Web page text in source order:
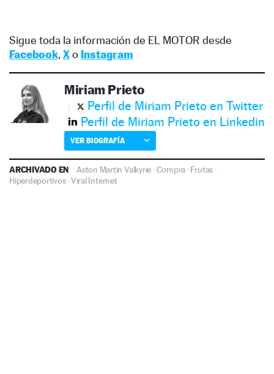
Sigue toda la información de EL MOTOR desde
Facebook, Xo Instagram
Miriam Prieto
Perfil de Miriam Prieto en Twitter
Perfil de Miriam Prieto en Linkedin
VER BIOGRAFÍA
ARCHIVADO EN Aston Martin Valkyrie ·Compra ·Frutas ·
Hiperdeportivos·Viral Internet